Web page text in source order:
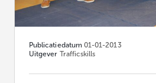
Publicatiedatum 01-01-2013
Uitgever Trafficskills